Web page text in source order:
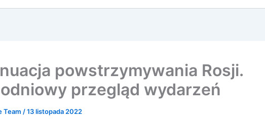
powstrzymywania Rosji.
przegląd wydarzeń
Team /13 listopada 2022